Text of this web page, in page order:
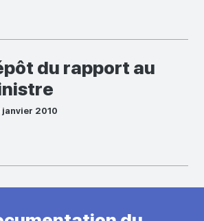
du rapport au
janvier 2010